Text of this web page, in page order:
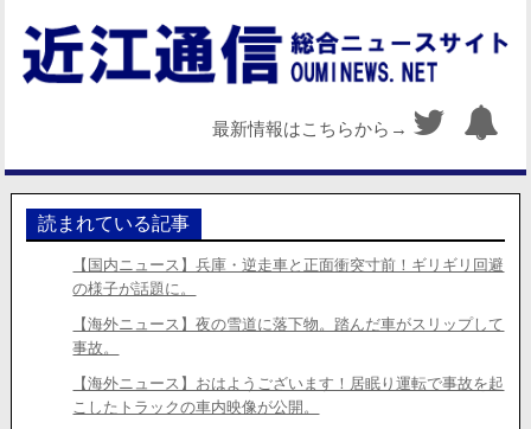
最新情報はこちらから→
読まれている記事
【国内ニュース】兵庫・逆走車と正面衝突寸前！ギリギリ回避
の様子が話題に。
【海外ニュース】夜の雪道に落下物。踏んだ車がスリップして
事故。
【海外ニュース】おはようございます！居眠り運転で事故を起
こしたトラックの車内映像が公開。